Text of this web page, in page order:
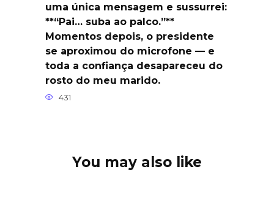
uma única mensagem e sussurrei:
**“Pai… suba ao palco.”**
Momentos depois, o presidente
se aproximou do microfone — e
toda a confiança desapareceu do
rosto do meu marido.
431
You may also like